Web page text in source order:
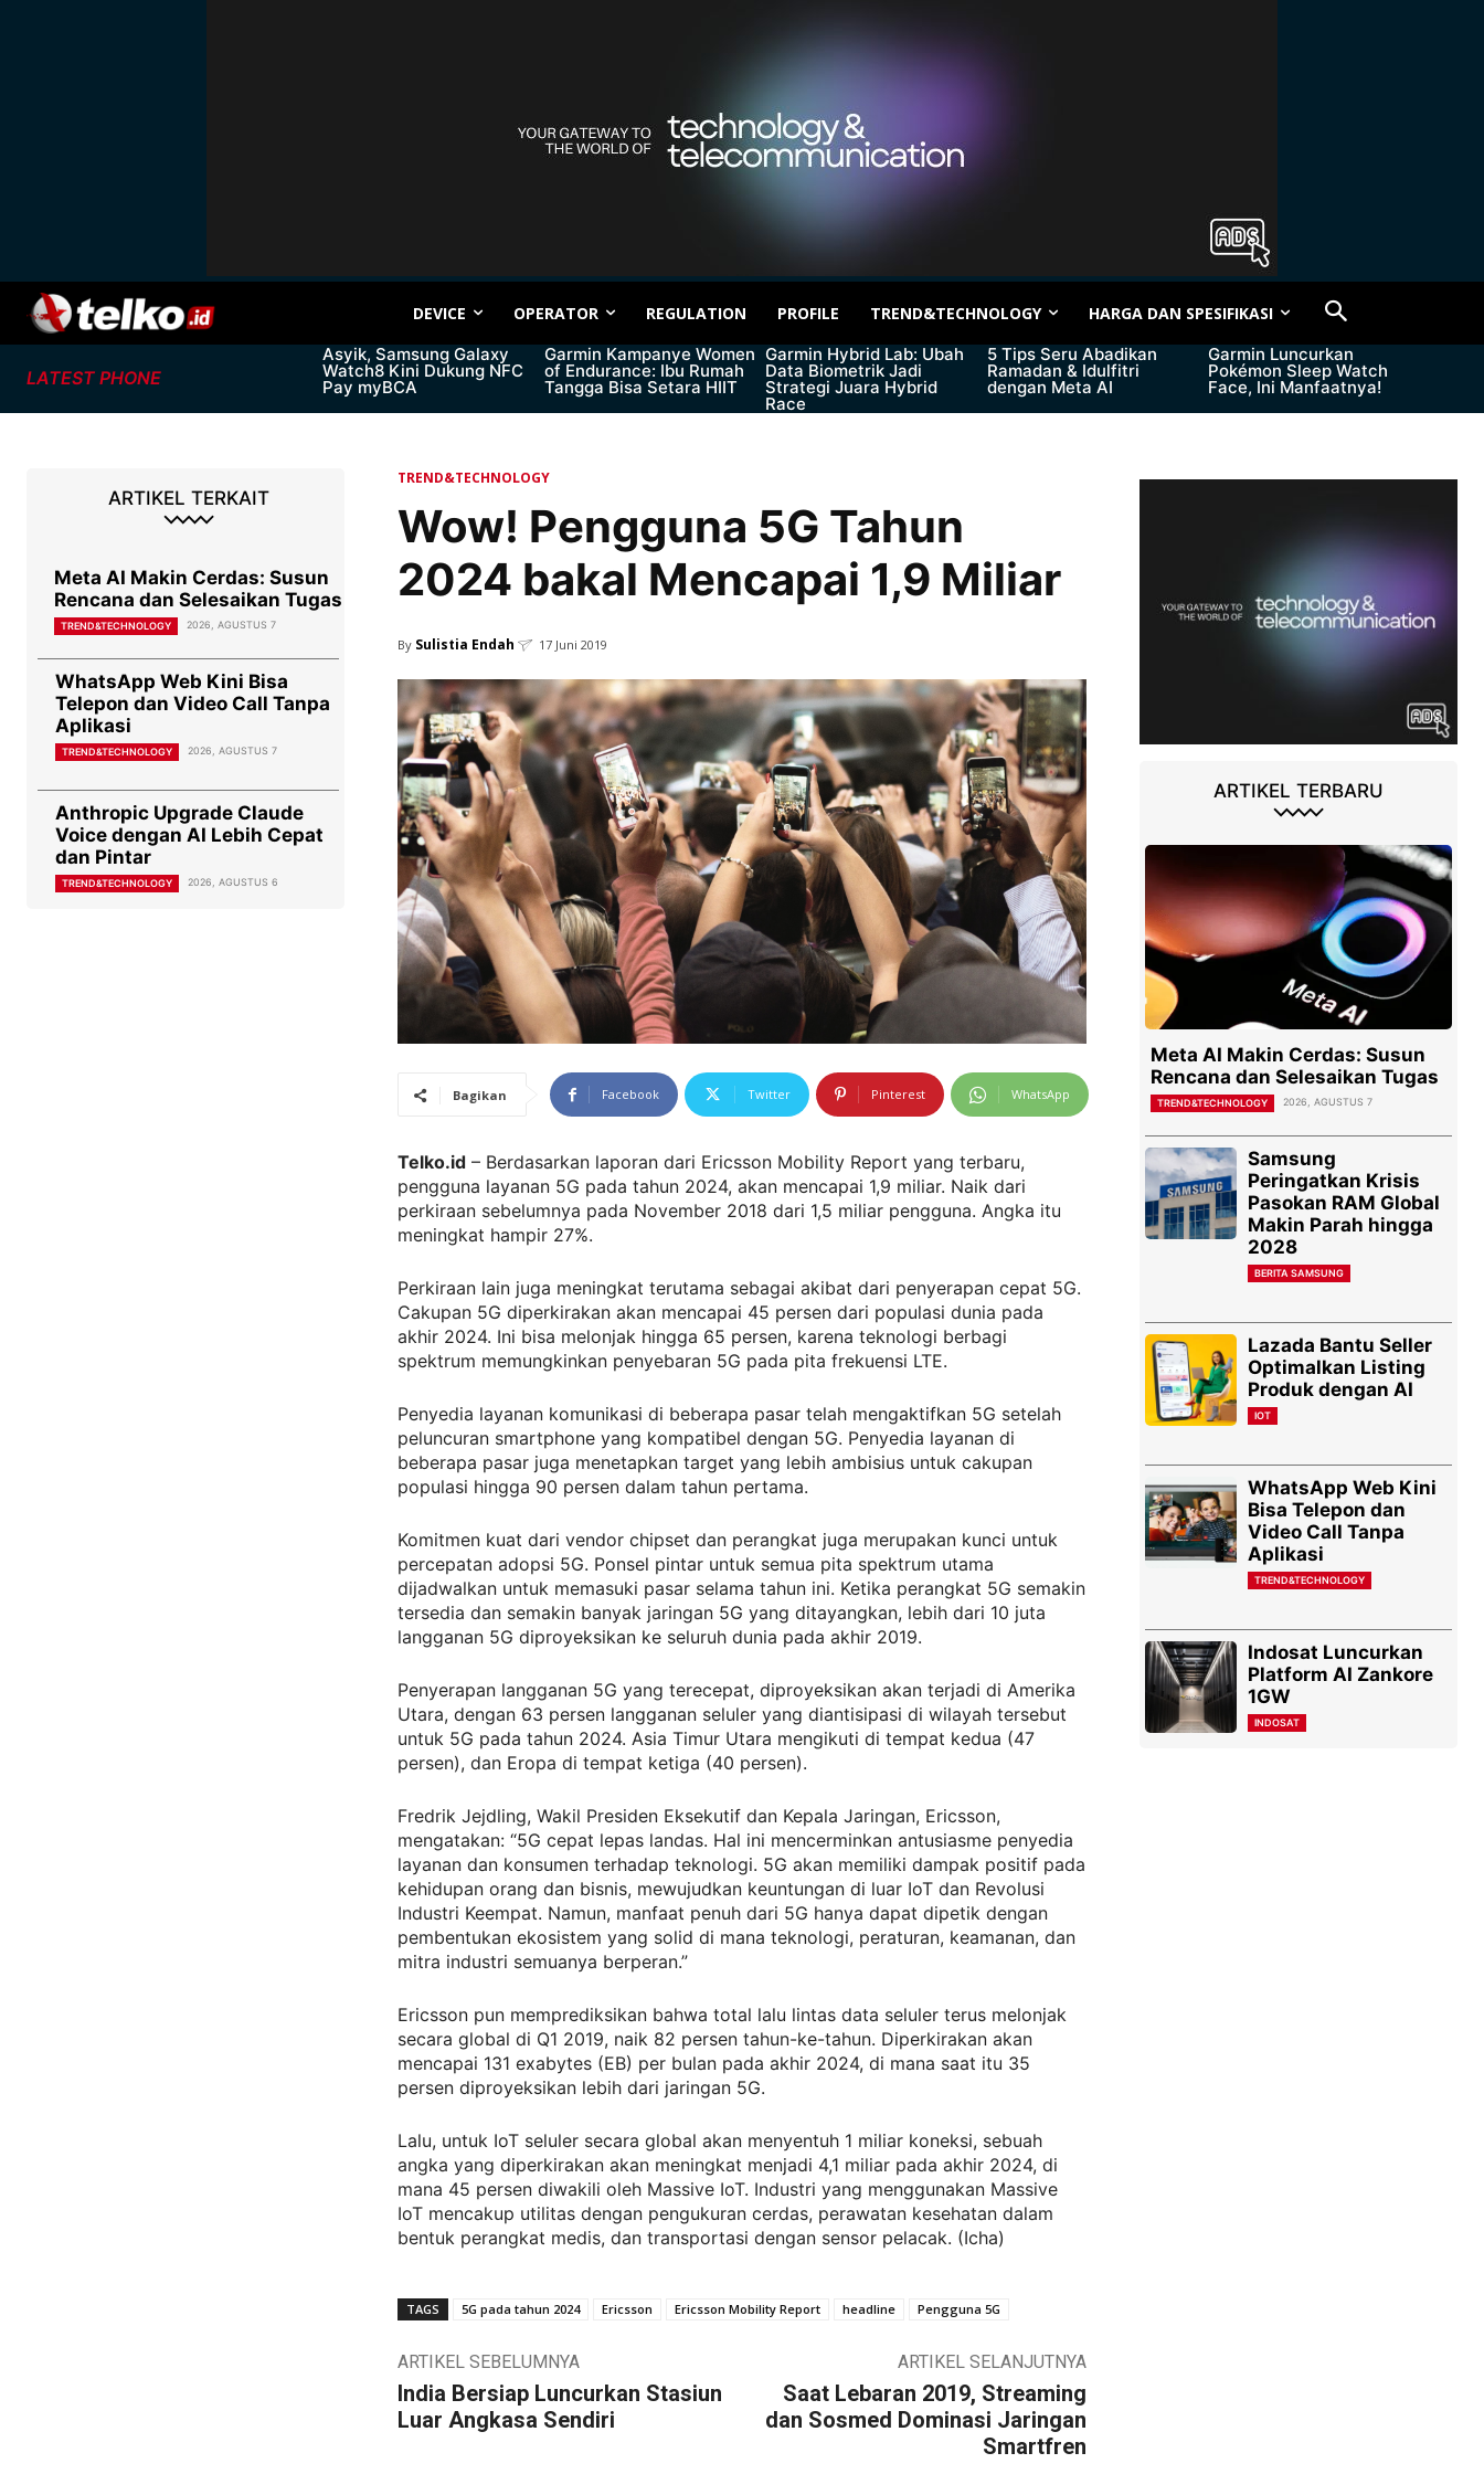
DEVICE OPERATOR REGULATION PROFILE TREND&TECHNOLOGY HARGA DAN SPESIFIKASI
LATEST PHONE
Asyik, Samsung Galaxy
Watch8 Kini Dukung NFC
Pay myBCA
Garmin Kampanye Women
of Endurance: Ibu Rumah
Tangga Bisa Setara HIIT
Garmin Hybrid Lab: Ubah
Data Biometrik Jadi
Strategi Juara Hybrid
Race
5 Tips Seru Abadikan
Ramadan & Idulfitri
dengan Meta AI
Garmin Luncurkan
Pokémon Sleep Watch
Face, Ini Manfaatnya!
ARTIKEL TERKAIT
Meta AI Makin Cerdas: Susun
Rencana dan Selesaikan Tugas
TREND&TECHNOLOGY 2026, AGUSTUS 7
WhatsApp Web Kini Bisa
Telepon dan Video Call Tanpa
Aplikasi
TREND&TECHNOLOGY 2026, AGUSTUS 7
Anthropic Upgrade Claude
Voice dengan AI Lebih Cepat
dan Pintar
TREND&TECHNOLOGY 2026, AGUSTUS 6
TREND&TECHNOLOGY
Wow! Pengguna 5G Tahun
2024 bakal Mencapai 1,9 Miliar
By Sulistia Endah 17 Juni 2019
Bagikan Facebook Twitter Pinterest WhatsApp
Telko.id – Berdasarkan laporan dari Ericsson Mobility Report yang terbaru,
pengguna layanan 5G pada tahun 2024, akan mencapai 1,9 miliar. Naik dari
perkiraan sebelumnya pada November 2018 dari 1,5 miliar pengguna. Angka itu
meningkat hampir 27%.
Perkiraan lain juga meningkat terutama sebagai akibat dari penyerapan cepat 5G.
Cakupan 5G diperkirakan akan mencapai 45 persen dari populasi dunia pada
akhir 2024. Ini bisa melonjak hingga 65 persen, karena teknologi berbagi
spektrum memungkinkan penyebaran 5G pada pita frekuensi LTE.
Penyedia layanan komunikasi di beberapa pasar telah mengaktifkan 5G setelah
peluncuran smartphone yang kompatibel dengan 5G. Penyedia layanan di
beberapa pasar juga menetapkan target yang lebih ambisius untuk cakupan
populasi hingga 90 persen dalam tahun pertama.
Komitmen kuat dari vendor chipset dan perangkat juga merupakan kunci untuk
percepatan adopsi 5G. Ponsel pintar untuk semua pita spektrum utama
dijadwalkan untuk memasuki pasar selama tahun ini. Ketika perangkat 5G semakin
tersedia dan semakin banyak jaringan 5G yang ditayangkan, lebih dari 10 juta
langganan 5G diproyeksikan ke seluruh dunia pada akhir 2019.
Penyerapan langganan 5G yang terecepat, diproyeksikan akan terjadi di Amerika
Utara, dengan 63 persen langganan seluler yang diantisipasi di wilayah tersebut
untuk 5G pada tahun 2024. Asia Timur Utara mengikuti di tempat kedua (47
persen), dan Eropa di tempat ketiga (40 persen).
Fredrik Jejdling, Wakil Presiden Eksekutif dan Kepala Jaringan, Ericsson,
mengatakan: “5G cepat lepas landas. Hal ini mencerminkan antusiasme penyedia
layanan dan konsumen terhadap teknologi. 5G akan memiliki dampak positif pada
kehidupan orang dan bisnis, mewujudkan keuntungan di luar IoT dan Revolusi
Industri Keempat. Namun, manfaat penuh dari 5G hanya dapat dipetik dengan
pembentukan ekosistem yang solid di mana teknologi, peraturan, keamanan, dan
mitra industri semuanya berperan.”
Ericsson pun memprediksikan bahwa total lalu lintas data seluler terus melonjak
secara global di Q1 2019, naik 82 persen tahun-ke-tahun. Diperkirakan akan
mencapai 131 exabytes (EB) per bulan pada akhir 2024, di mana saat itu 35
persen diproyeksikan lebih dari jaringan 5G.
Lalu, untuk IoT seluler secara global akan menyentuh 1 miliar koneksi, sebuah
angka yang diperkirakan akan meningkat menjadi 4,1 miliar pada akhir 2024, di
mana 45 persen diwakili oleh Massive IoT. Industri yang menggunakan Massive
IoT mencakup utilitas dengan pengukuran cerdas, perawatan kesehatan dalam
bentuk perangkat medis, dan transportasi dengan sensor pelacak. (Icha)
TAGS 5G pada tahun 2024 Ericsson Ericsson Mobility Report headline Pengguna 5G
ARTIKEL SEBELUMNYA
India Bersiap Luncurkan Stasiun
Luar Angkasa Sendiri
ARTIKEL SELANJUTNYA
Saat Lebaran 2019, Streaming
dan Sosmed Dominasi Jaringan
Smartfren
ARTIKEL TERBARU
Meta AI Makin Cerdas: Susun
Rencana dan Selesaikan Tugas
TREND&TECHNOLOGY 2026, AGUSTUS 7
Samsung
Peringatkan Krisis
Pasokan RAM Global
Makin Parah hingga
2028
BERITA SAMSUNG
Lazada Bantu Seller
Optimalkan Listing
Produk dengan AI
IOT
WhatsApp Web Kini
Bisa Telepon dan
Video Call Tanpa
Aplikasi
TREND&TECHNOLOGY
Indosat Luncurkan
Platform AI Zankore
1GW
INDOSAT